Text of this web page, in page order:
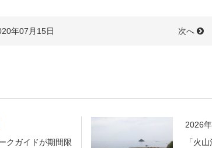
年07月15日 次へ
クガイドが期間限
2026
「火